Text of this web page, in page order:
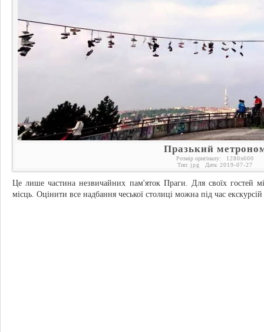
Празький
Розмір оригіналу: 1280x600
Тип: jpg Дата: 2019-07-27
Це лише частина незвичайних пам'яток Праги. Для своїх гостей
місць. Оцінити все надбання чеської столиці можна під час